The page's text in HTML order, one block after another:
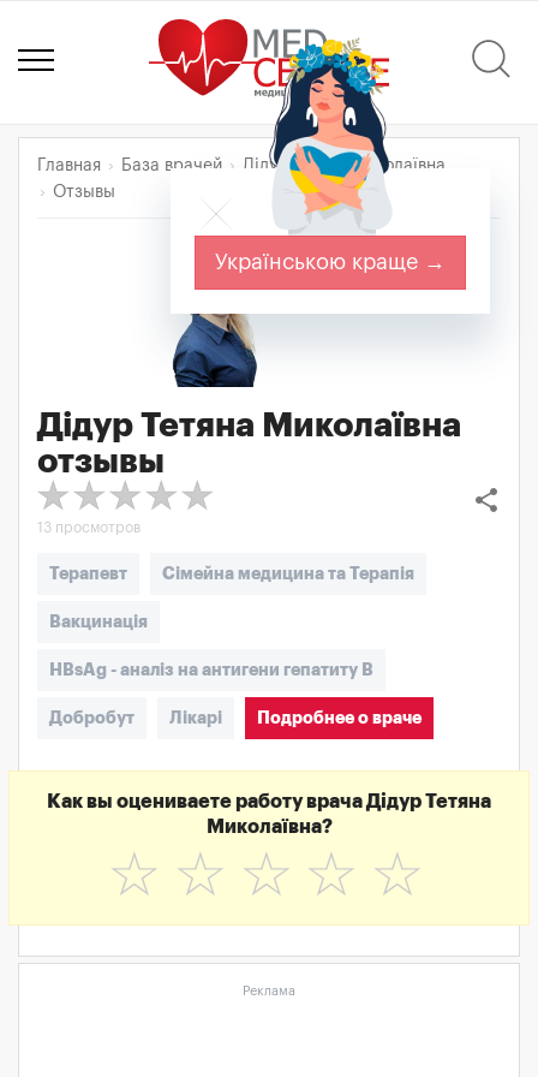
Главная База врачей
Дідур Тетяна Миколаївна
Отзывы
Дідур Тетяна Миколаївна
отзывы
share
13 просмотров
Терапевт Сімейна медицина та Терапія
Вакцинація
HBsAg - аналіз на антигени гепатиту B
Добробут Лікарі Подробнее о враче
Как вы оцениваете работу врача Дідур Тетяна
Миколаївна?
☆
☆
☆
☆
☆
Реклама
Українською краще →